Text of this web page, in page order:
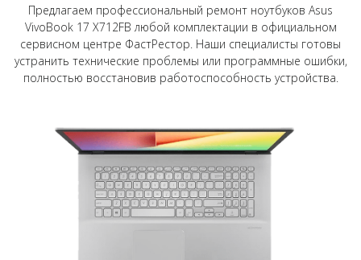
Предлагаем профессиональный ремонт ноутбуков Asus
VivoBook 17 X712FB любой комплектации в официальном
сервисном центре ФастРестор. Наши специалисты готовы
устранить технические проблемы или программные ошибки,
полностью восстановив работоспособность устройства.